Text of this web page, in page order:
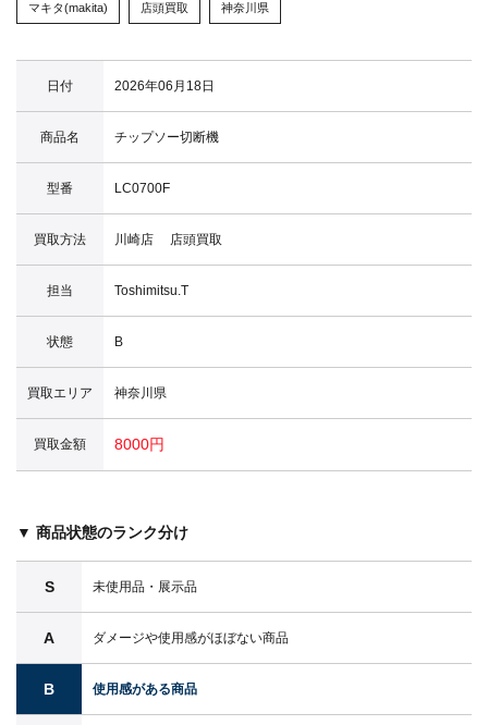
マキタ(makita) 店頭買取 神奈川県
日付 2026年06月18日
商品名 チップソー切断機
型番 LC0700F
買取方法 川崎店 店頭買取
担当 Toshimitsu.T
状態 B
買取エリア 神奈川県
買取金額 8000円
▼ 商品状態のランク分け
S 未使用品・展示品
A ダメージや使用感がほぼない商品
B 使用感がある商品